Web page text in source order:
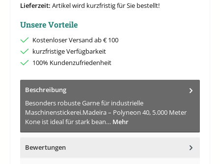
Lieferzeit: Artikel wird kurzfristig für Sie bestellt!
Unsere Vorteile
Kostenloser Versand ab € 100
kurzfristige Verfügbarkeit
100% Kundenzufriedenheit
Beschreibung
Besonders robuste Garne für industrielle
Maschinenstickerei.Madeira – Polyneon 40, 5.000 Meter
Kone ist ideal für stark bean… Mehr
Bewertungen